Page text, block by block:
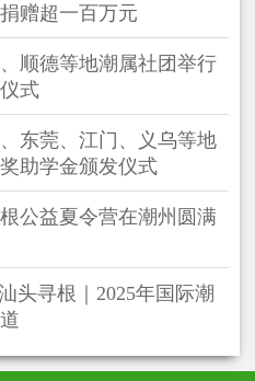
赠超一百万元
顺德等地潮属社团举行
式
东莞、江门、义乌等地
助学金颁发仪式
公益夏令营在潮州圆满
头寻根｜2025年国际潮